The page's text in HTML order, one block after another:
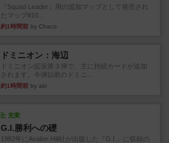
『Squad Leader』用の追加マップとして発売され
たマップ#10...
約1時間前 by Chaco
ドミニオン：海辺
ドミニオン拡張第３弾で、主に持続カードが追加
されます。今弾以前のドミニ...
約1時間前 by aki
充実
G.I.勝利への礎
1982年にAvalon Hill社が出版した『G.I.』に収録の